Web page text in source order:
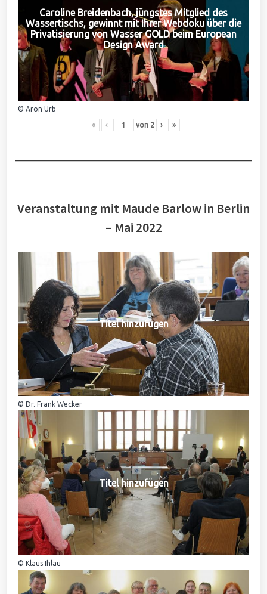
Caroline Breidenbach, jüngstes Mitglied des
Wassertischs, gewinnt mit Ihrer Webdoku über die
Privatisierung von Wasser GOLD beim European
Design Award
© Aron Urb
« ‹ von 2 › »
Veranstaltung mit Maude Barlow in Berlin
– Mai 2022
Titel hinzufügen
© Dr. Frank Wecker
Titel hinzufügen
© Klaus Ihlau